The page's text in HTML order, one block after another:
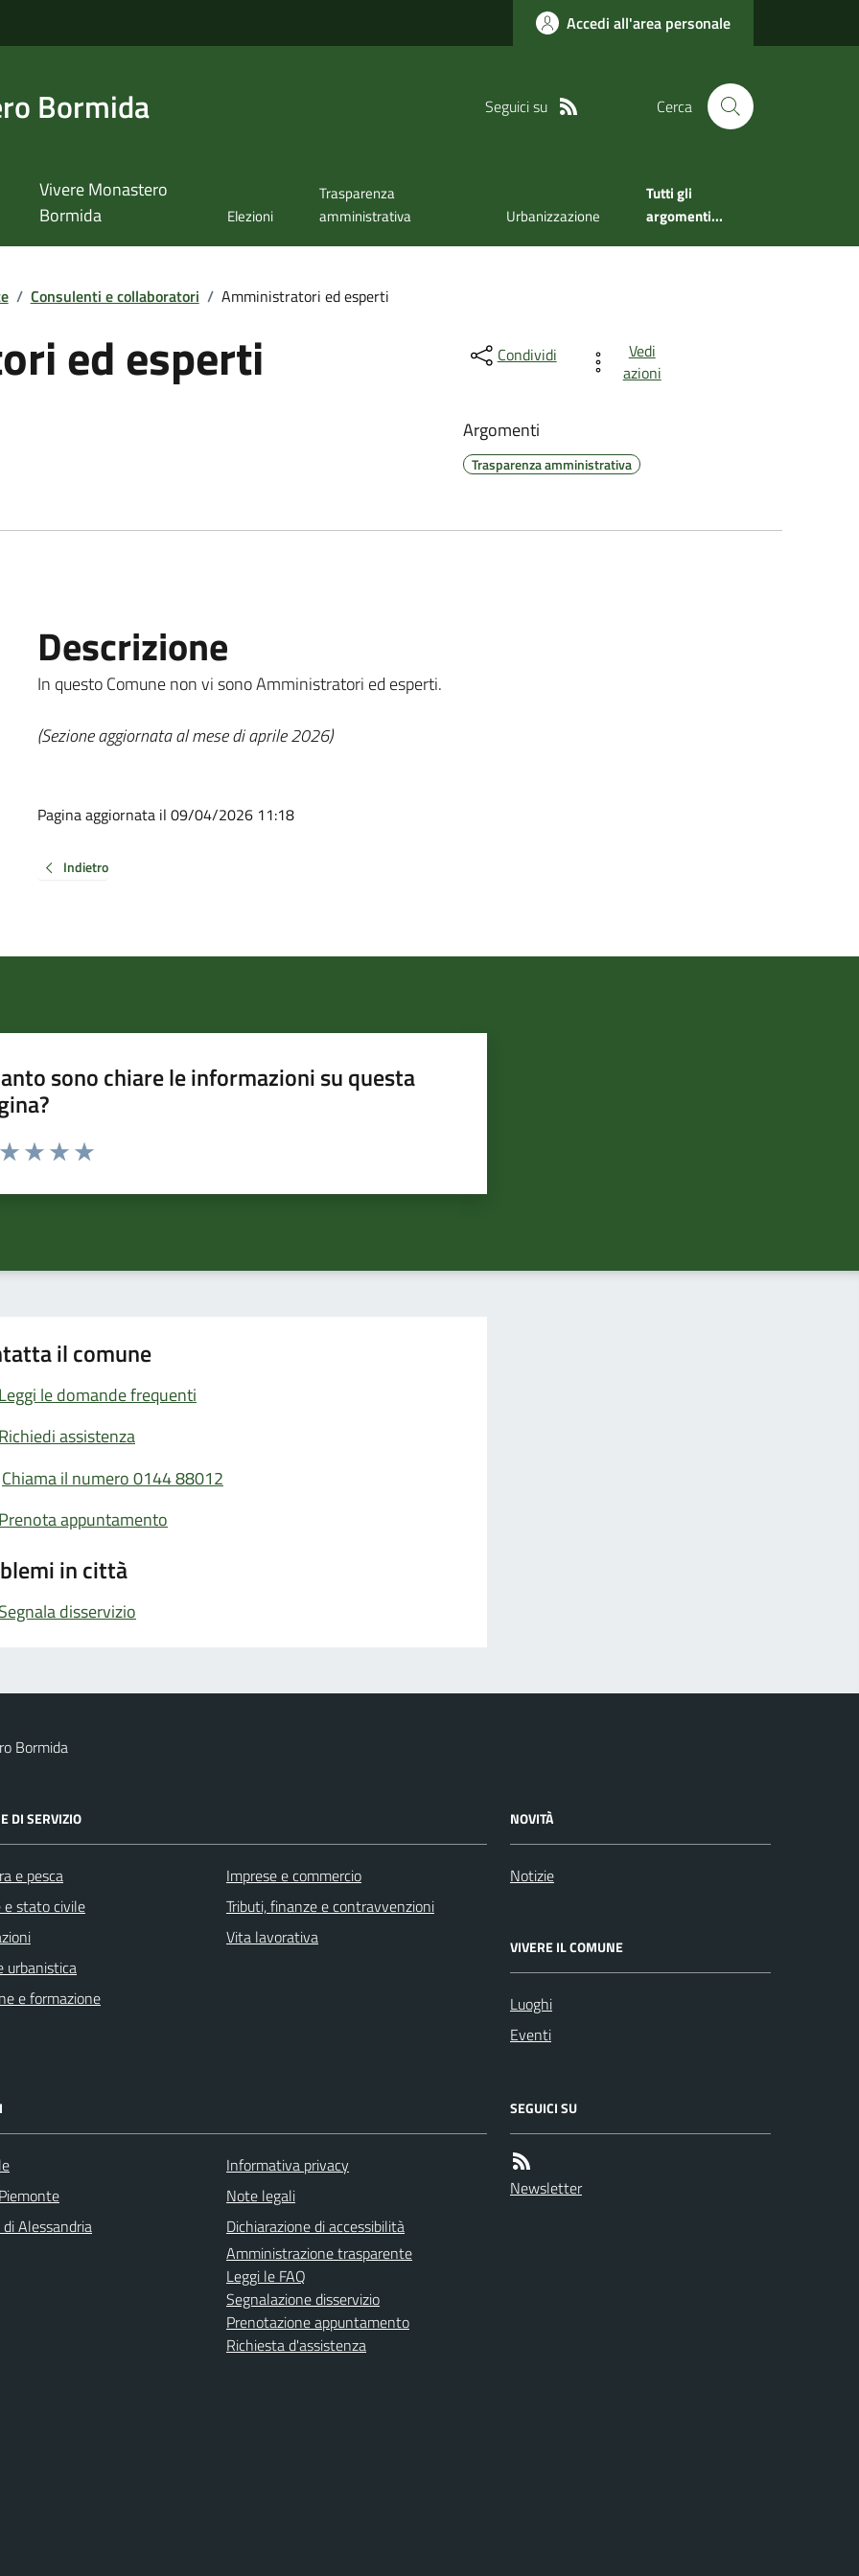
Accedi all'area personale
Bormida Seguici su Cerca
Vivere Monastero
Bormida
Elezioni
Trasparenza
amministrativa
Urbanizzazione
Tutti gli
argomenti...
/ Consulenti e collaboratori / Amministratori ed esperti
ed esperti Condividi
Vedi
azioni
Argomenti
Trasparenza amministrativa
Descrizione
In questo Comune non vi sono Amministratori ed esperti.
(Sezione aggiornata al mese di aprile 2026)
Pagina aggiornata il 09/04/2026 11:18
Indietro
sono chiare le informazioni su questa
da 1 a 5 stelle la pagina
il comune
Leggi le domande frequenti
Richiedi assistenza
Chiama il numero 0144 88012
Prenota appuntamento
in città
Segnala disservizio
Bormida
DI SERVIZIO
e pesca
e stato civile
urbanistica
e formazione
Imprese e commercio
Tributi, finanze e contravvenzioni
Vita lavorativa
NOVITÀ
Notizie
VIVERE IL COMUNE
Luoghi
Eventi
Alessandria
Informativa privacy
Note legali
Dichiarazione di accessibilità
Amministrazione trasparente
Leggi le FAQ
Segnalazione disservizio
Prenotazione appuntamento
Richiesta d'assistenza
SEGUICI SU
Newsletter